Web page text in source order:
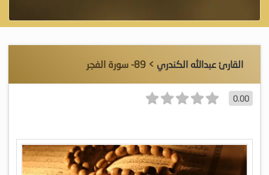
القارئ عبدالله الكندري > 89- سورة الفجر
0.00